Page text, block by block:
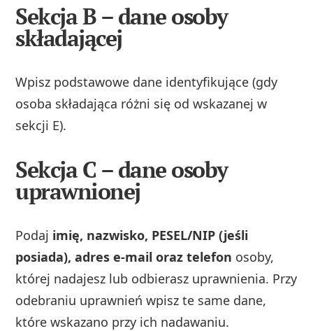
Sekcja B – dane osoby
składającej
Wpisz podstawowe dane identyfikujące (gdy
osoba składająca różni się od wskazanej w
sekcji E).
Sekcja C – dane osoby
uprawnionej
Podaj imię, nazwisko, PESEL/NIP (jeśli
posiada), adres e-mail oraz telefon osoby,
której nadajesz lub odbierasz uprawnienia. Przy
odebraniu uprawnień wpisz te same dane,
które wskazano przy ich nadawaniu.